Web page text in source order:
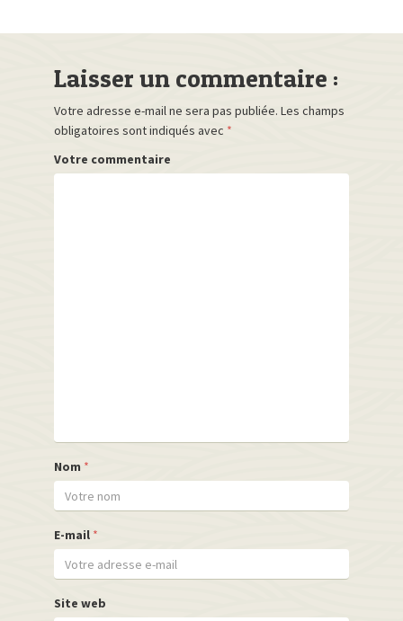
Laisser un commentaire :
Votre adresse e-mail ne sera pas publiée. Les champs
obligatoires sont indiqués avec *
Votre commentaire
Nom *
E-mail *
Site web